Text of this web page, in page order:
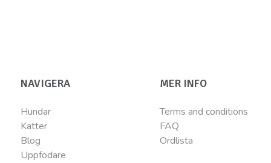
NAVIGERA
Hundar
Katter
Blog
Uppfodare
MER INFO
Terms and conditions
FAQ
Ordlista